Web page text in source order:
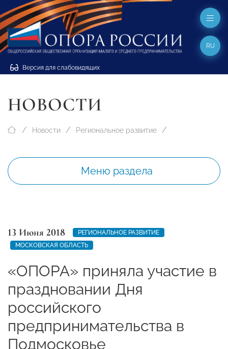
Версия для слабовидящих
RU
НОВОСТИ
Новости Региональное развитие
Меню раздела
13 Июня 2018
РЕГИОНАЛЬНОЕ РАЗВИТИЕ
МОСКОВСКАЯ ОБЛАСТЬ
«ОПОРА» приняла участие в
праздновании Дня
российского
предпринимательства в
Подмосковье